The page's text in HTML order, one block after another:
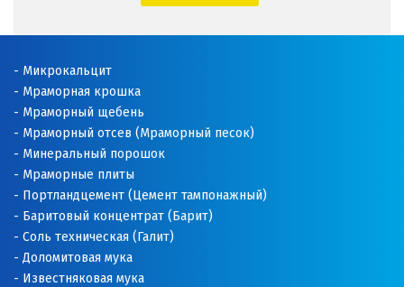
Микрокальцит
Мраморная крошка
Мраморный щебень
Мраморный отсев (Мраморный песок)
Минеральный порошок
Мраморные плиты
Портландцемент (Цемент тампонажный)
Баритовый концентрат (Барит)
Соль техническая (Галит)
Доломитовая мука
Известняковая мука